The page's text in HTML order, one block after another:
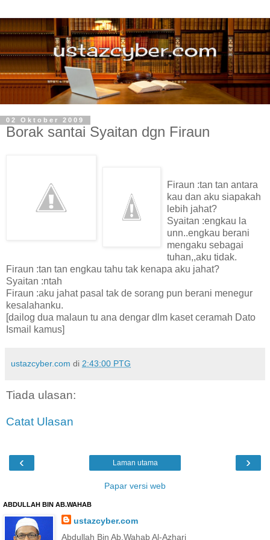
02 Oktober 2009
Borak santai Syaitan dgn Firaun
Firaun :tan tan antara
kau dan aku siapakah
lebih jahat?
Syaitan :engkau la
unn..engkau berani
mengaku sebagai
tuhan,,aku tidak.
Firaun :tan tan engkau tahu tak kenapa aku jahat?
Syaitan :ntah
Firaun :aku jahat pasal tak de sorang pun berani menegur
kesalahanku.
[dailog dua malaun tu ana dengar dlm kaset ceramah Dato
Ismail kamus]
ustazcyber.com di 2:43:00 PTG
Tiada ulasan:
Catat Ulasan
‹ ›
Laman utama
Papar versi web
ABDULLAH BIN AB.WAHAB
ustazcyber.com
Abdullah Bin Ab,Wahab Al-Azhari